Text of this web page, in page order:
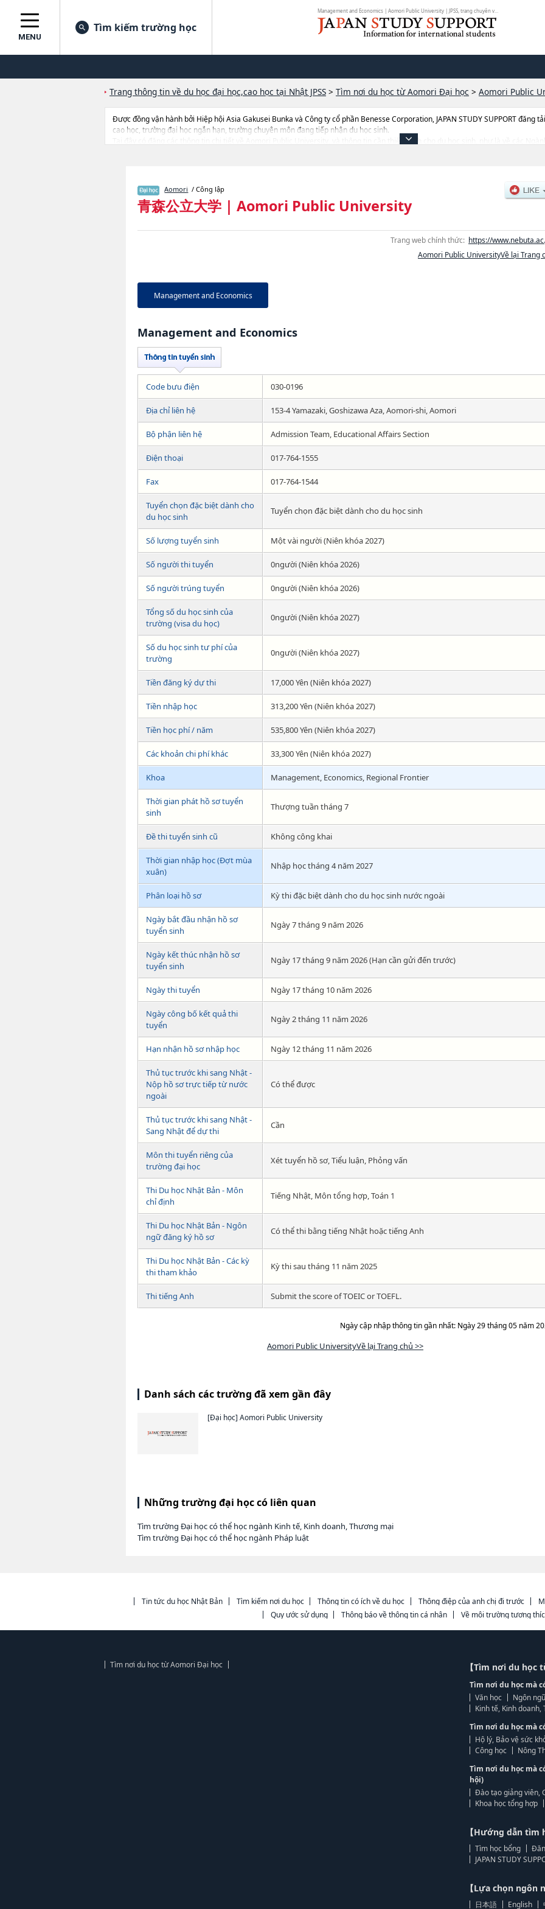
MENU
Tìm kiếm trường học
Trang thông tin về du học đại học,cao học tại Nhật JPSS > Tìm nơi du học từ Aomori Đại học > Aomori Public
Được đồng vận hành bởi Hiệp hội Asia Gakusei Bunka và Công ty cổ phần Benesse Corporation, JAPAN STUDY SUPPORT đăng
cao học, trường đại học ngắn hạn, trường chuyên môn đang tiếp nhận du học sinh.
Tại đây có đăng các thông tin chi tiết về Aomori Public University, và thông tin cần thiết dành cho du học sinh, như là về các
Aomori / Công lập
青森公立大学 | Aomori Public University
Trang web chính thức: https://
Aomori Public UniversityVề lại Trang
Management and Economics
Management and Economics
Code bưu điện 030-0196
Địa chỉ liên hệ 153-4 Yamazaki, Goshizawa Aza, Aomori-shi, Aomori
Bộ phận liên hệ Admission Team, Educational Affairs Section
Điện thoại 017-764-1555
Fax 017-764-1544
Tuyển chọn đặc biệt dành cho
du học sinh
Tuyển chọn đặc biệt dành cho du học sinh
Số lượng tuyển sinh Một vài người (Niên khóa 2027)
Số người thi tuyển 0người (Niên khóa 2026)
Số người trúng tuyển 0người (Niên khóa 2026)
Tổng số du học sinh của
trường (visa du học)
0người (Niên khóa 2027)
Số du học sinh tư phí của
trường
0người (Niên khóa 2027)
Tiền đăng ký dự thi 17,000 Yên (Niên khóa 2027)
Tiền nhập học 313,200 Yên (Niên khóa 2027)
Tiền học phí / năm 535,800 Yên (Niên khóa 2027)
Các khoản chi phí khác 33,300 Yên (Niên khóa 2027)
Khoa Management, Economics, Regional Frontier
Thời gian phát hồ sơ tuyển
sinh
Thượng tuần tháng 7
Đề thi tuyển sinh cũ Không công khai
Thời gian nhập học (Đợt mùa
xuân)
Nhập học tháng 4 năm 2027
Phân loại hồ sơ Kỳ thi đặc biệt dành cho du học sinh nước ngoài
Ngày bắt đầu nhận hồ sơ
tuyển sinh
Ngày 7 tháng 9 năm 2026
Ngày kết thúc nhận hồ sơ
tuyển sinh
Ngày 17 tháng 9 năm 2026 (Hạn cần gửi đến trước)
Ngày thi tuyển Ngày 17 tháng 10 năm 2026
Ngày công bố kết quả thi
tuyển
Ngày 2 tháng 11 năm 2026
Hạn nhận hồ sơ nhập học Ngày 12 tháng 11 năm 2026
Thủ tục trước khi sang Nhật -
Nộp hồ sơ trực tiếp từ nước
ngoài
Có thể được
Thủ tục trước khi sang Nhật -
Sang Nhật để dự thi
Cần
Môn thi tuyển riêng của
trường đại học
Xét tuyển hồ sơ, Tiểu luận, Phỏng vấn
Thi Du học Nhật Bản - Môn
chỉ định
Tiếng Nhật, Môn tổng hợp, Toán 1
Thi Du học Nhật Bản - Ngôn
ngữ đăng ký hồ sơ
Có thể thi bằng tiếng Nhật hoặc tiếng Anh
Thi Du học Nhật Bản - Các kỳ
thi tham khảo
Kỳ thi sau tháng 11 năm 2025
Thi tiếng Anh Submit the score of TOEIC or TOEFL.
Ngày cập nhập thông tin gần nhất: Ngày 29 tháng 05 năm
Aomori Public UniversityVề lại Trang chủ >>
Danh sách các trường đã xem gần đây
[Đại học] Aomori Public University
Những trường đại học có liên quan
Tìm trường Đại học có thể học ngành Kinh tế, Kinh doanh, Thương mại
Tìm trường Đại học có thể học ngành Pháp luật
Tin tức du học Nhật Bản Tìm kiếm nơi du học Thông tin có ích về du học Thông điệp của anh chị đi trước
Quy ước sử dụng
Thông báo về thông tin cá nhân Về môi trường tương
Tìm nơi du học từ Aomori Đại học 【Tìm nơi du học
Tìm nơi du học mà
Văn học
Ngôn
Kinh tế, Kinh
Tìm nơi du học mà
Hộ lý, Bảo vệ sức
Công học
Nông
Tìm nơi du học mà
hội)
Đào tạo giảng viên,
Khoa học tổng hợp
【Hướng dẫn tìm
Tìm học bổng
JAPAN STUDY
【Lựa chọn ngôn
日本語 English